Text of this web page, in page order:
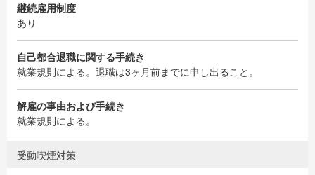
継続雇用制度
あり
自己都合退職に関する手続き
就業規則による。退職は3ヶ月前までに申し出ること。
解雇の事由および手続き
就業規則による。
受動喫煙対策